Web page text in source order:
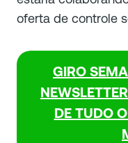
oferta de controle
GIRO
DE TUDO